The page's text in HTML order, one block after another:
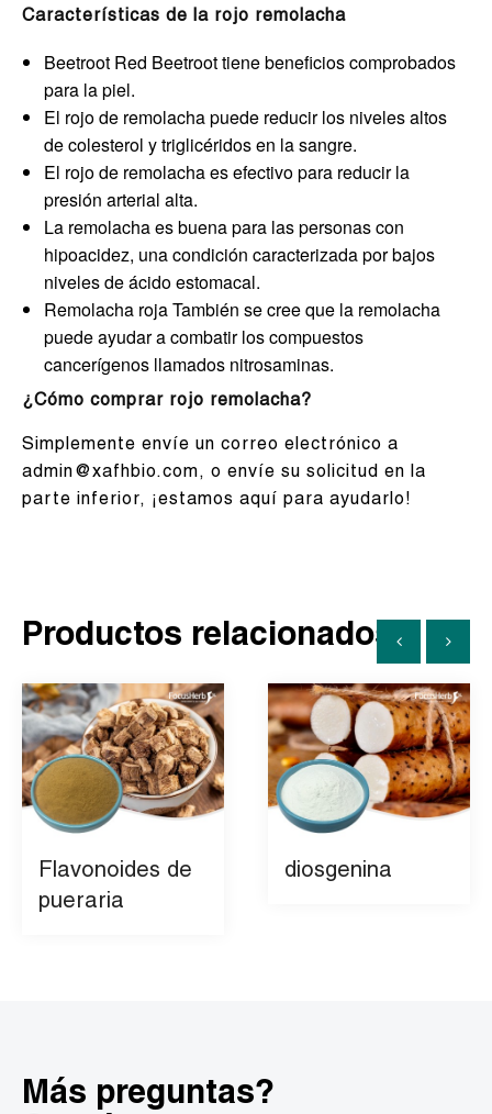
Características de la rojo remolacha
Beetroot Red Beetroot tiene beneficios comprobados
para la piel.
El rojo de remolacha puede reducir los niveles altos
de colesterol y triglicéridos en la sangre.
El rojo de remolacha es efectivo para reducir la
presión arterial alta.
La remolacha es buena para las personas con
hipoacidez, una condición caracterizada por bajos
niveles de ácido estomacal.
Remolacha roja También se cree que la remolacha
puede ayudar a combatir los compuestos
cancerígenos llamados nitrosaminas.
¿Cómo comprar rojo remolacha?
Simplemente envíe un correo electrónico a
admin@xafhbio.com, o envíe su solicitud en la
parte inferior, ¡estamos aquí para ayudarlo!
Productos relacionados
Flavonoides de
pueraria
diosgenina
Más preguntas?